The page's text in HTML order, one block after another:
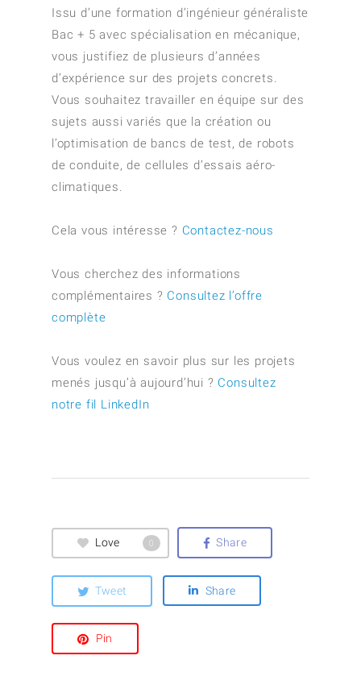
Issu d’une formation d’ingénieur généraliste
Bac + 5 avec spécialisation en mécanique,
vous justifiez de plusieurs d’années
d’expérience sur des projets concrets.
Vous souhaitez travailler en équipe sur des
sujets aussi variés que la création ou
l’optimisation de bancs de test, de robots
de conduite, de cellules d’essais aéro-
climatiques.
Cela vous intéresse ? Contactez-nous
Vous cherchez des informations
complémentaires ? Consultez l’offre
complète
Vous voulez en savoir plus sur les projets
menés jusqu’à aujourd’hui ? Consultez
notre fil LinkedIn
Love 0 Share
Tweet Share
Pin